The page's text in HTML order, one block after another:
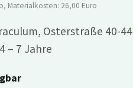
Materialkosten: 26,00 Euro
Osterstraße 40-44
– 7 Jahre